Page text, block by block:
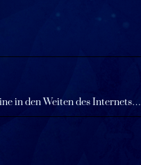
in den Weiten des Internets…